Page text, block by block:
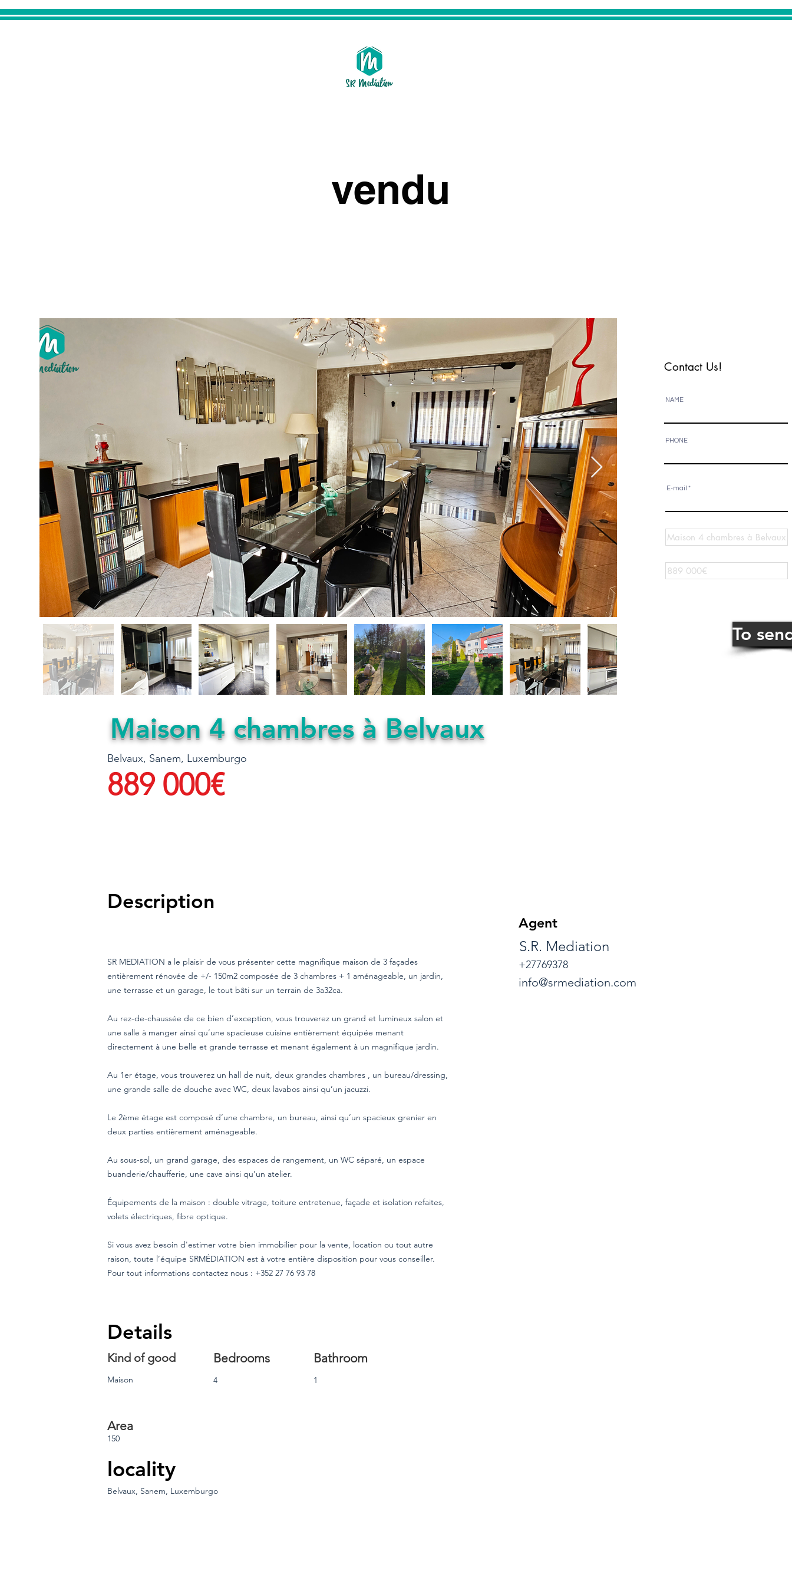
vendu
Contact Us!
NAME
PHONE
E-mail
To
Maison 4 chambres à Belvaux
Belvaux, Sanem, Luxemburgo
889 000€
Description
S.R. Mediation
SR MEDIATION a le plaisir de vous présenter cette magnifique maison de 3 façades
entièrement rénovée de +/- 150m2 composée de 3 chambres + 1 aménageable, un jardin,
une terrasse et un garage, le tout bâti sur un terrain de 3a32ca.
Au rez-de-chaussée de ce bien d’exception, vous trouverez un grand et lumineux salon et
une salle à manger ainsi qu’une spacieuse cuisine entièrement équipée menant
directement à une belle et grande terrasse et menant également à un magnifique jardin.
Au 1er étage, vous trouverez un hall de nuit, deux grandes chambres , un bureau/dressing,
une grande salle de douche avec WC, deux lavabos ainsi qu’un jacuzzi.
Le 2ème étage est composé d’une chambre, un bureau, ainsi qu’un spacieux grenier en
deux parties entièrement aménageable.
Au sous-sol, un grand garage, des espaces de rangement, un WC séparé, un espace
buanderie/chaufferie, une cave ainsi qu’un atelier.
Équipements de la maison : double vitrage, toiture entretenue, façade et isolation refaites,
volets électriques, fibre optique.
Si vous avez besoin d'estimer votre bien immobilier pour la vente, location ou tout autre
raison, toute l’équipe SRMÉDIATION est à votre entière disposition pour vous conseiller.
Pour tout informations contactez nous : +352 27 76 93 78
+27769378
info@srmediation.com
Details
Kind of good Bedrooms Bathroom
Maison 4 1
Area
150
locality
Belvaux, Sanem, Luxemburgo
Agent